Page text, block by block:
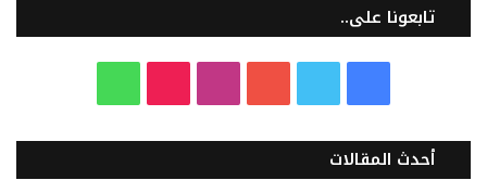
تابعونا على..
س
ي
ت
س
k
ت
أحدث المقالات